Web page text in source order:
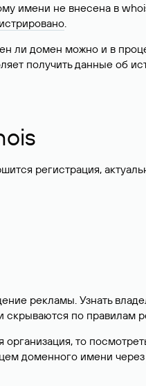
имени не внесена в
.
ли домен можно и в
получить данные об
регистрация,
рекламы. Узнать
скрываются по правилам
то
доменного имени